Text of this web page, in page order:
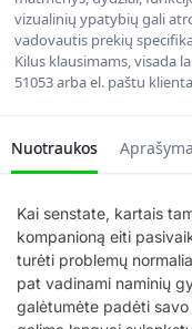
vizualinių ypatybių gali
vadovautis prekių
Kilus klausimams, visada
51053 arba el. paštu
Nuotraukos
Kai senstate, kartais
kompanioną eiti
turėti problemų
pat vadinami naminių
galėtumėte padėti savo